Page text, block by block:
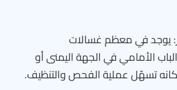
يوجد في معظم غسالات
الأمامي في الجهة اليمنى أو
تسهّل عملية الفحص والتنظيف.